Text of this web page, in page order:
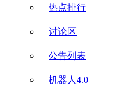
热点排行
讨论区
公告列表
机器人4.0